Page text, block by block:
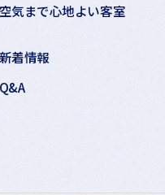
空気まで心地よい客室
新着情報
Q&A